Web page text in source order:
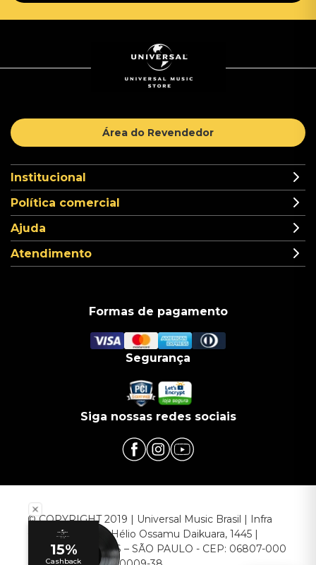
Área do Revendedor
Institucional
Política comercial
Ajuda
Atendimento
Formas de pagamento
Segurança
Siga nossas redes sociais
© COPYRIGHT 2019 | Universal Music Brasil | Infra
Commerce - Av. Hélio Ossamu Daikuara, 1445 |
EMBU DAS ARTES – SÃO PAULO - CEP: 06807-000